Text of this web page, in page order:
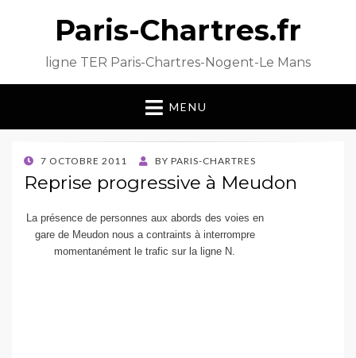
Paris-Chartres.fr
ligne TER Paris-Chartres-Nogent-Le Mans
MENU
POSTED
ON
7 OCTOBRE 2011 BY PARIS-CHARTRES
Reprise progressive à Meudon
La présence de personnes aux abords des voies en
gare de Meudon nous a contraints à interrompre
momentanément le trafic sur la ligne N.